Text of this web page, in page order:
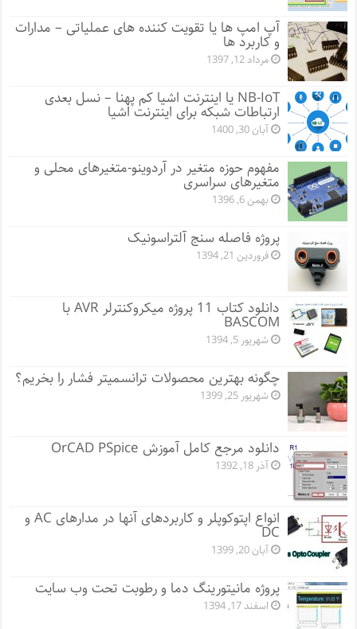
آپ امپ ها یا تقویت کننده های عملیاتی – مدارات
و کاربرد ها
مرداد 12, 1397
NB-IoT یا اینترنت اشیا کم پهنا – نسل بعدی
ارتباطات شبکه برای اینترنت اشیا
آبان 30, 1400
مفهوم حوزه متغیر در آردوینو-متغیرهای محلی و
متغیرهای سراسری
بهمن 6, 1396
پروژه فاصله سنج آلتراسونیک
فروردین 21, 1394
دانلود کتاب 11 پروژه میکروکنترلر AVR با
BASCOM
شهریور 5, 1394
چگونه بهترین محصولات ترانسمیتر فشار را بخریم؟
شهریور 25, 1399
دانلود مرجع کامل آموزش OrCAD PSpice
آذر 18, 1392
انواع اپتوکوپلر و کاربردهای آنها در مدارهای AC و
DC
آبان 20, 1399
پروژه مانيتورينگ دما و رطوبت تحت وب سایت
اسفند 17, 1394